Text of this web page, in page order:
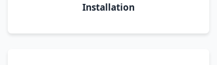
Installation